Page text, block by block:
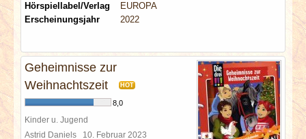
Hörspiellabel/Verlag
EUROPA
Erscheinungsjahr
2022
Geheimnisse zur
Weihnachtszeit
HOT
8,0
Kinder u. Jugend
Astrid Daniels 10. Februar 2023